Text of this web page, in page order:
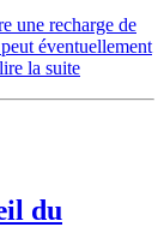
une recharge de
éventuellement
la suite
du